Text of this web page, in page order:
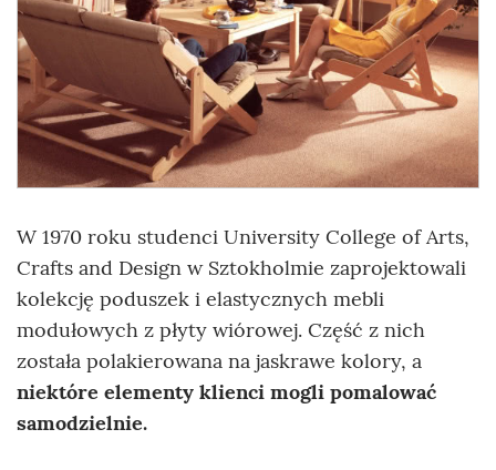
W 1970 roku studenci University College of Arts,
Crafts and Design w Sztokholmie zaprojektowali
kolekcję poduszek i elastycznych mebli
modułowych z płyty wiórowej. Część z nich
została polakierowana na jaskrawe kolory, a
niektóre elementy klienci mogli pomalować
samodzielnie.